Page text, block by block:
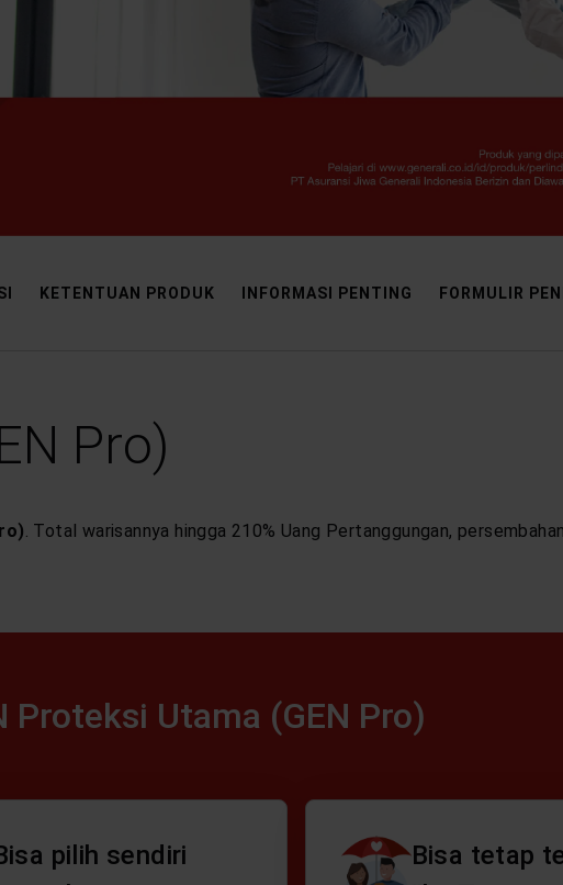
KETENTUAN PRODUK INFORMASI PENTING FORMULIR
Pro)
. Total warisannya hingga 210% Uang Pertanggungan,
Proteksi Utama (GEN Pro)
pilih sendiri
Bisa tetap